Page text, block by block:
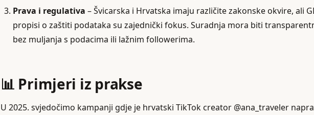
Prava i regulativa – Švicarska i Hrvatska imaju različite zakonske okvire, ali
propisi o zaštiti podataka su zajednički fokus. Suradnja mora biti
bez muljanja s podacima ili lažnim followerima.
📊 Primjeri iz prakse
U 2025. svjedočimo kampanji gdje je hrvatski TikTok creator @ana_traveler